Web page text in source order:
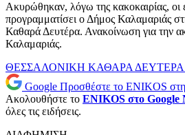
Ακυρώθηκαν, λόγω της κακοκαιρίας, οι
προγραμματίσει ο Δήμος Καλαμαριάς
Καθαρά Δευτέρα. Ανακοίνωση για την
Καλαμαριάς.
ΘΕΣΣΑΛΟΝΙΚΗ ΚΑΘΑΡΑ ΔΕΥΤΕΡΑ
Google Προσθέστε το ENIKOS
Ακολουθήστε το ENIKOS στο Google
όλες τις ειδήσεις.